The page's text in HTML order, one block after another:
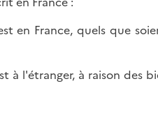
en France, quels que
à l'étranger, à raison